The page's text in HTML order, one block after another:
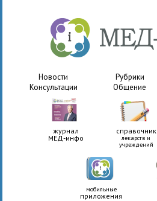
Новости Рубрики
Консультации
Общение
журнал
МЕД-инфо
справочник
лекарств и
учреждений
мобильные
приложения